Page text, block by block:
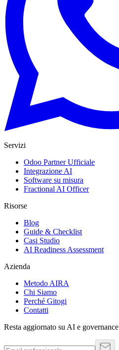
Servizi
Odoo Partner Ufficiale
Integrazione AI
Software su misura
Fractional AI Officer
Risorse
Blog
Guide & Checklist
Casi Studio
AI Readiness Assessment
Azienda
Metodo AIRA
Chi Siamo
Perché Gitogi
Contatti
Resta aggiornato su AI e governance